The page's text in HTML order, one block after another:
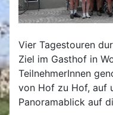
Vier Tagestouren
Ziel im Gasthof in
TeilnehmerInnen
von Hof zu Hof, auf
Panoramablick auf